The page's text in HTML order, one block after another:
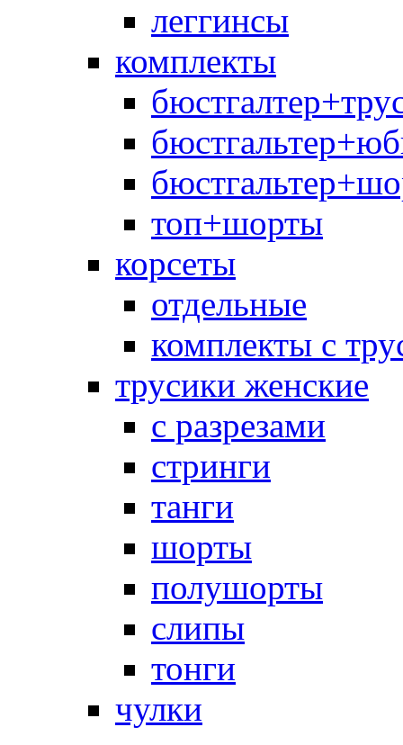
леггинсы
комплекты
топ+шорты
корсеты
отдельные
комплекты с
трусики женские
с разрезами
стринги
танги
шорты
полушорты
слипы
тонги
чулки